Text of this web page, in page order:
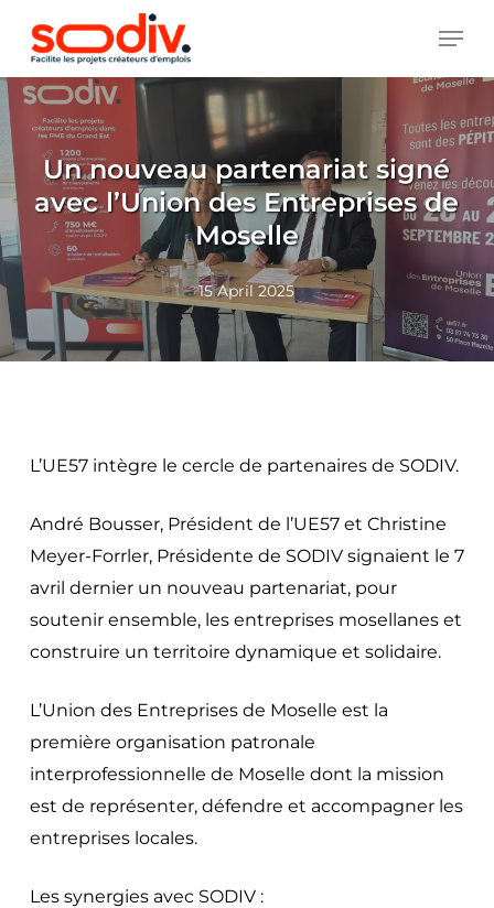
main
content
Un nouveau partenariat signé
avec l’Union des Entreprises de
Moselle
15 April 2025
L’UE57 intègre le cercle de partenaires de SODIV.
André Bousser, Président de l’UE57 et Christine
Meyer-Forrler, Présidente de SODIV signaient le 7
avril dernier un nouveau partenariat, pour
soutenir ensemble, les entreprises mosellanes et
construire un territoire dynamique et solidaire.
L’Union des Entreprises de Moselle est la
première organisation patronale
interprofessionnelle de Moselle dont la mission
est de représenter, défendre et accompagner les
entreprises locales.
Les synergies avec SODIV :